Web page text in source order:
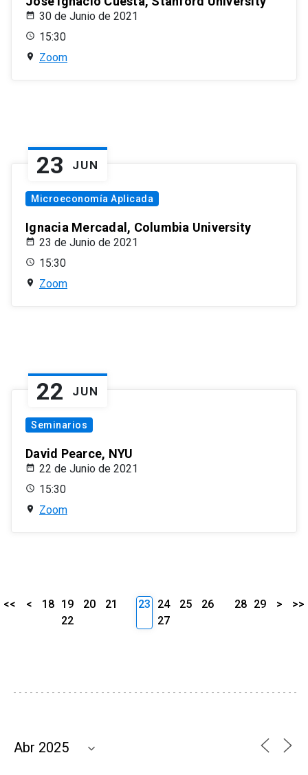
30 de Junio de 2021
15:30
Zoom
23 JUN
Microeconomía Aplicada
Ignacia Mercadal, Columbia University
23 de Junio de 2021
15:30
Zoom
22 JUN
Seminarios
David Pearce, NYU
22 de Junio de 2021
15:30
Zoom
<< < 18 19 20
21
22
23 24 25
26
27
28 29 > >>